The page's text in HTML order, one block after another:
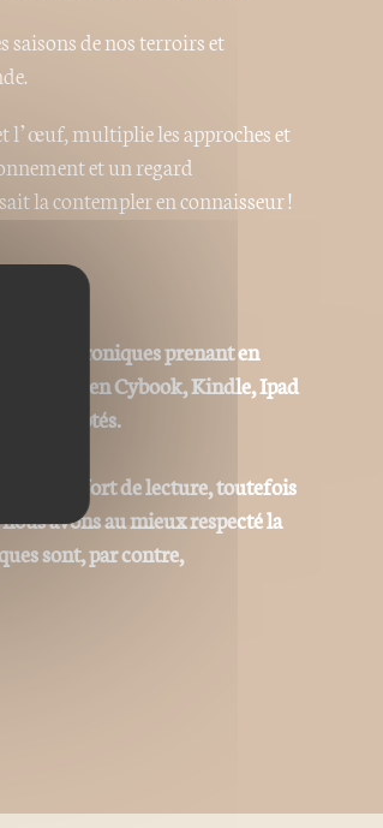
saisons de nos terroirs et
l’œuf, multiplie les approches et
et un regard
la contempler en connaisseur !
électroniques prenant en
Booken Cybook, Kindle, Ipad
adaptés.
confort de lecture, toutefois
avons au mieux respecté la
sont, par contre,